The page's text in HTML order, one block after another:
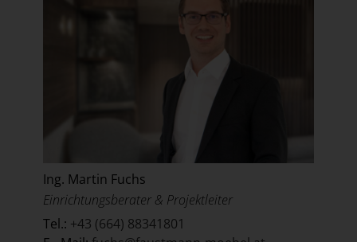
Ing. Martin Fuchs
Einrichtungsberater & Projektleiter
Tel.: +43 (664) 88341801